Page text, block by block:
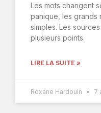
Les mots changent
panique, les grands
simples. Les
plusieurs points.
LIRE LA SUITE »
Roxane Hardouin 7